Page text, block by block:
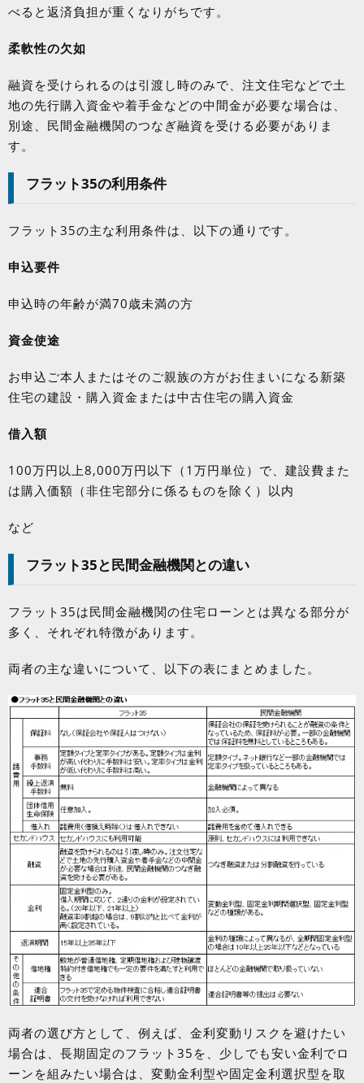
べると返済負担が重くなりがちです。
柔軟性の欠如
融資を受けられるのは引渡し時のみで、注文住宅などで土
地の先行購入資金や着手金などの中間金が必要な場合は、
別途、民間金融機関のつなぎ融資を受ける必要がありま
す。
フラット35の利用条件
フラット 35の主な利用条件は、以下の通りです。
申込要件
申込時の年齢が満70歳未満の方
資金使途
お申込ご本人またはそのご親族の方がお住まいになる新築
住宅の建設・購入資金または中古住宅の購入資金
借入額
100万円以上8,000万円以下（ 1 万円単位）で、建設費また
は購入価額（非住宅部分に係るものを除く）以内
など
フラット35と民間金融機関との違い
フラット 35は民間金融機関の住宅ローンとは異なる部分が
多く、それぞれ特徴があります。
両者の主な違いについて、以下の表にまとめました。
両者の選び方として、例えば、金利変動リスクを避けたい
場合は、長期固定のフラット 35 を、少しでも安い金利でロ
ーンを組みたい場合は、変動金利型や固定金利選択型を取